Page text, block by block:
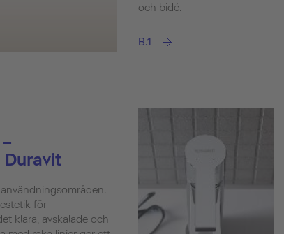
och bidé.
B.1
Duravit
för
klara, avskalade och